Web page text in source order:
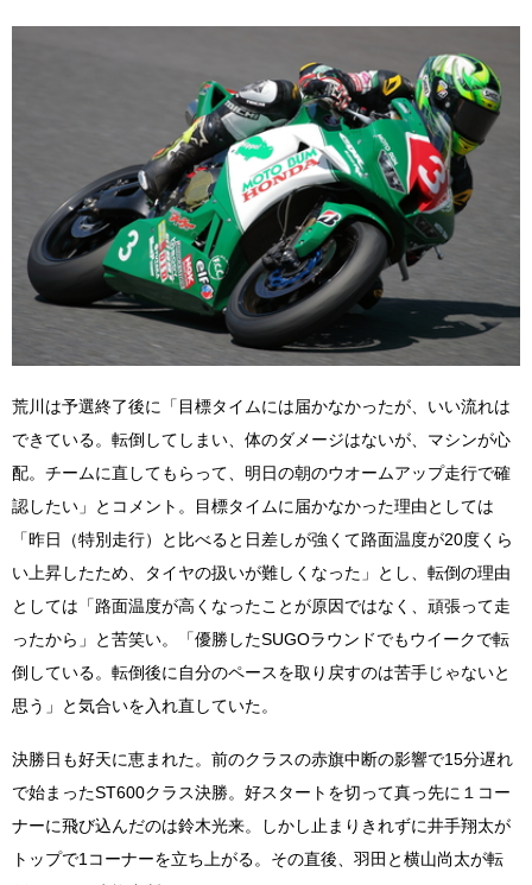
荒川は予選終了後に「目標タイムには届かなかったが、いい流れは
できている。転倒してしまい、体のダメージはないが、マシンが心
配。チームに直してもらって、明日の朝のウオームアップ走行で確
認したい」とコメント。目標タイムに届かなかった理由としては
「昨日（特別走行）と比べると日差しが強くて路面温度が20度くら
い上昇したため、タイヤの扱いが難しくなった」とし、転倒の理由
としては「路面温度が高くなったことが原因ではなく、頑張って走
ったから」と苦笑い。「優勝したSUGOラウンドでもウイークで転
倒している。転倒後に自分のペースを取り戻すのは苦手じゃないと
思う」と気合いを入れ直していた。
決勝日も好天に恵まれた。前のクラスの赤旗中断の影響で15分遅れ
で始まったST600クラス決勝。好スタートを切って真っ先に１コー
ナーに飛び込んだのは鈴木光来。しかし止まりきれずに井手翔太が
トップで1コーナーを立ち上がる。その直後、羽田と横山尚太が転